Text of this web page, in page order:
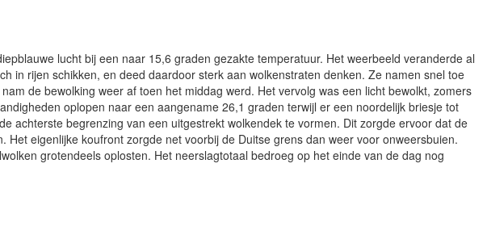
lucht bij een naar 15,6 graden gezakte temperatuur. Het weerbeeld veranderde al
in rijen schikken, en deed daardoor sterk aan wolkenstraten denken. Ze namen snel toe
de bewolking weer af toen het middag werd. Het vervolg was een licht bewolkt, zomers
oplopen naar een aangename 26,1 graden terwijl er een noordelijk briesje tot
achterste begrenzing van een uitgestrekt wolkendek te vormen. Dit zorgde ervoor dat de
eigenlijke koufront zorgde net voorbij de Duitse grens dan weer voor onweersbuien.
grotendeels oplosten. Het neerslagtotaal bedroeg op het einde van de dag nog